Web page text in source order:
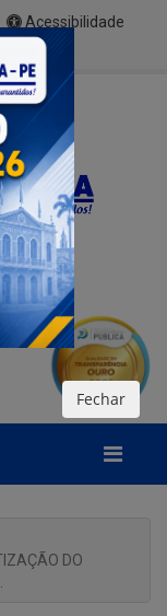
Acessibilidade
DO
Fechar